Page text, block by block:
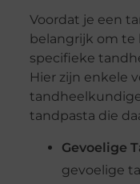
Voordat je een
belangrijk om
specifieke
Hier zijn enkele
tandpasta die
Gevoelige
gevoelige